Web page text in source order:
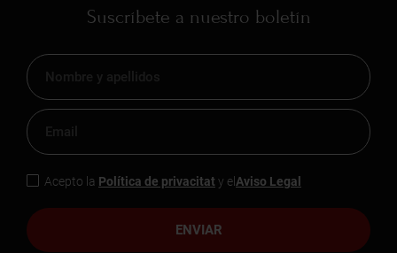
Suscríbete a nuestro boletín
ENVIAR
Acepto la Política de privacitat y el Aviso Legal